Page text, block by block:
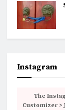
Instagram
The
Customizer >